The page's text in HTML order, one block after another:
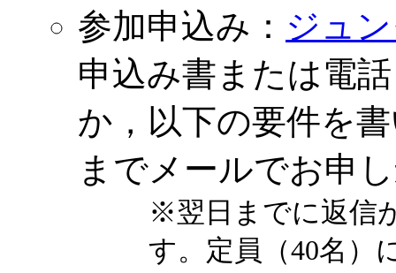
参加申込み： ジュ
申込み書または電
か，以下の要件を
までメールでお申
※翌日までに返信
す。定員（40名）